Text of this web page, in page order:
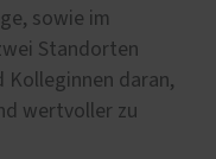
sowie im
Standorten
Kolleginnen daran,
wertvoller zu